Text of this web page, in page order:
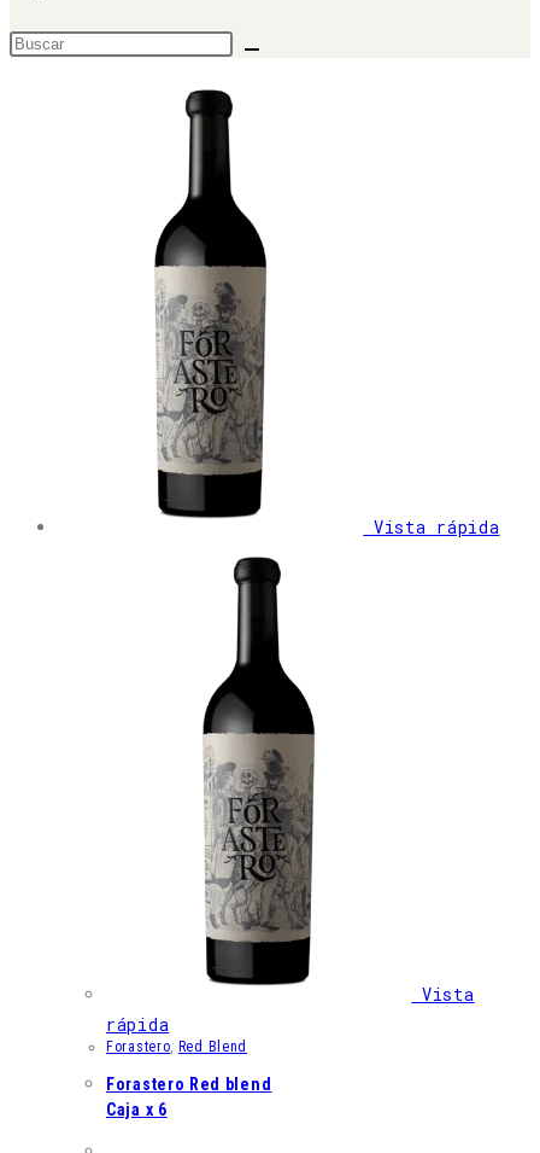
de
Buscar
Vista rápida
Vista
rápida
Forastero, Red Blend
Forastero Red blend
Caja x 6